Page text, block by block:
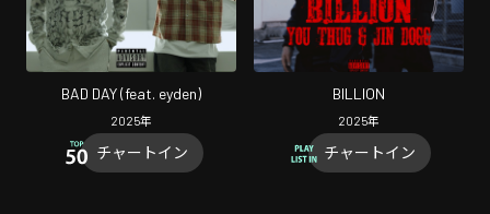
BAD DAY (feat. eyden)
2025年
チャートイン
BILLION
2025年
チャートイン